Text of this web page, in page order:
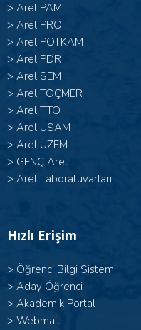
> Arel PAM
> Arel PRO
> Arel POTKAM
> Arel PDR
> Arel SEM
> Arel TOÇMER
> Arel TTO
> Arel USAM
> Arel UZEM
> GENÇ Arel
> Arel Laboratuvarları
Hızlı Erişim
> Öğrenci Bilgi Sistemi
> Aday Öğrenci
> Akademik Portal
> Webmail